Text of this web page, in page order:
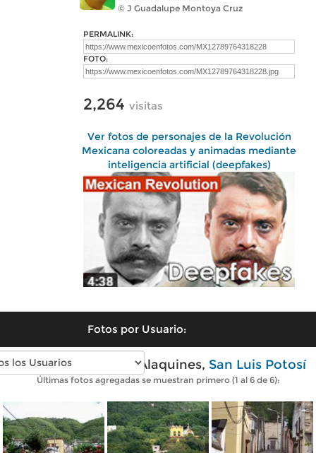
© J Guadalupe Montoya Cruz
PERMALINK:
FOTO:
2,264 visitas
Ver fotos de personajes de la Revolución
Mexicana coloreadas y animadas mediante
inteligencia artificial (deepfakes)
Fotos por Usuario:
Fotos modernas de Alaquines, San Luis Potosí
Últimas fotos agregadas se muestran primero (1 al 6 de 6):